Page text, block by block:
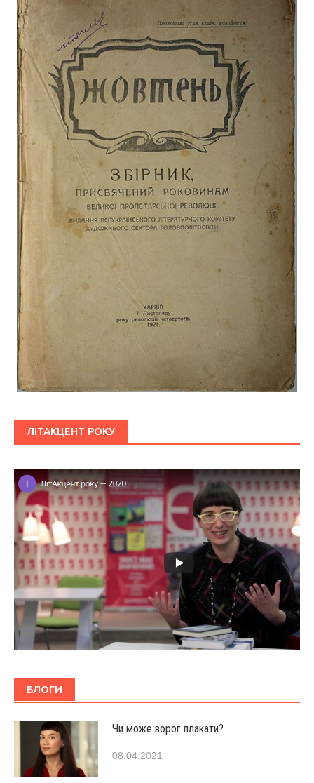
ЛІТАКЦЕНТ РОКУ
БЛОГИ
Чи може ворог плакати?
08.04.2021